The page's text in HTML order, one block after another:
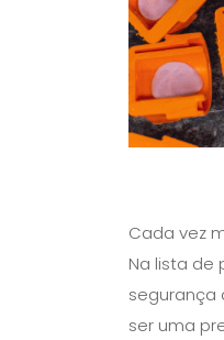
Cada vez
Na lista de
segurança
ser uma